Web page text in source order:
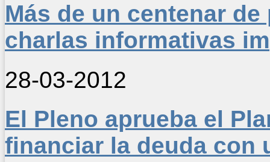
Más de un centenar
charlas informativas
28-03-2012
El Pleno aprueba el
financiar la deuda con